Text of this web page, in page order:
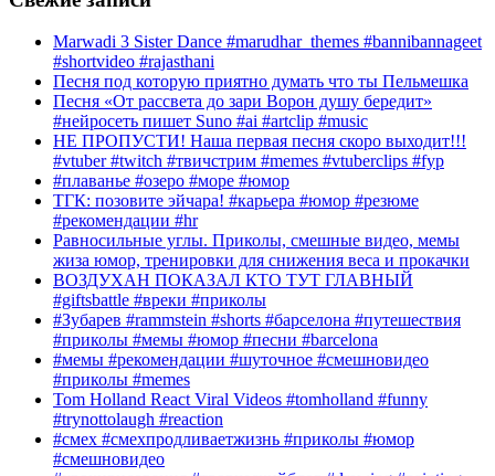
Marwadi 3 Sister Dance #marudhar_themes #bannibannageet
#shortvideo #rajasthani
Песня под которую приятно думать что ты Пельмешка
Песня «От рассвета до зари Ворон душу бередит»
#нейросеть пишет Suno #ai #artclip #music
НЕ ПРОПУСТИ! Наша первая песня скоро выходит!!!
#vtuber #twitch #твичстрим #memes #vtuberclips #fyp
#плаванье #озеро #море #юмор
ТГК: позовите эйчара! #карьера #юмор #резюме
#рекомендации #hr
Равносильные углы. Приколы, смешные видео, мемы
жиза юмор, тренировки для снижения веса и прокачки
ВОЗДУХАН ПОКАЗАЛ КТО ТУТ ГЛАВНЫЙ
#giftsbattle #вреки #приколы
#Зубарев #rammstein #shorts #барселона #путешествия
#приколы #мемы #юмор #песни #barcelona
#мемы #рекомендации #шуточное #смешновидео
#приколы #memes
Tom Holland React Viral Videos #tomholland #funny
#trynottolaugh #reaction
#смех #смехпродливаетжизнь #приколы #юмор
#смешновидео